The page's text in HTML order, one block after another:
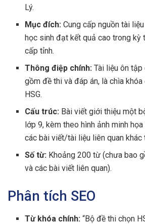
Lý.
Mục đích: Cung cấp nguồn tài
học sinh đạt kết quả cao trong kỳ
cấp tỉnh.
Thông điệp chính: Tài liệu ôn
gồm đề thi và đáp án, là chìa
HSG.
Cấu trúc: Bài viết giới thiệu một
lớp 9, kèm theo hình ảnh minh
các bài viết/tài liệu liên quan
Số từ: Khoảng 200 từ (chưa bao
và các bài viết liên quan).
Phân tích SEO
Từ khóa chính: “Bộ đề thi chọn